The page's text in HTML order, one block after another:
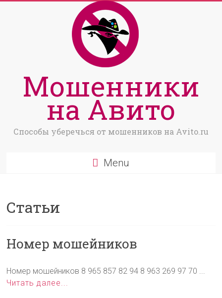
Мошенники
на Авито
Способы уберечься от мошенников на Avito.ru
Menu
Статьи
Номер мошейников
Номер мошейников 8 965 857 82 94 8 963 269 97 70 ...
Читать далее...